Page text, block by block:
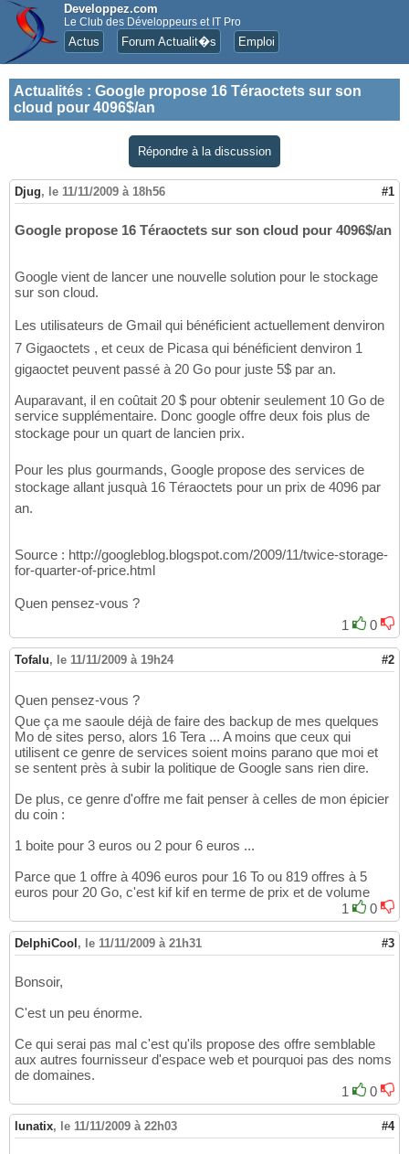
Developpez.com
Le Club des Développeurs et IT Pro
Actus Forum Actualit�s Emploi
Actualités : Google propose 16 Téraoctets sur son
cloud pour 4096$/an
Répondre à la discussion
Djug, le 11/11/2009 à 18h56 #1
Google propose 16 Téraoctets sur son cloud pour 4096$/an
Google vient de lancer une nouvelle solution pour le stockage
sur son cloud.
Les utilisateurs de Gmail qui bénéficient actuellement denviron
7 Gigaoctets , et ceux de Picasa qui bénéficient denviron 1
gigaoctet peuvent passé à 20 Go pour juste 5$ par an.
Auparavant, il en coûtait 20 $ pour obtenir seulement 10 Go de
service supplémentaire. Donc google offre deux fois plus de
stockage pour un quart de lancien prix.
Pour les plus gourmands, Google propose des services de
stockage allant jusquà 16 Téraoctets pour un prix de 4096 par
an.
Source : http://googleblog.blogspot.com/2009/11/twice-storage-
for-quarter-of-price.html
Quen pensez-vous ?
1
0
Tofalu, le 11/11/2009 à 19h24 #2
Quen pensez-vous ?
Que ça me saoule déjà de faire des backup de mes quelques
Mo de sites perso, alors 16 Tera ... A moins que ceux qui
utilisent ce genre de services soient moins parano que moi et
se sentent près à subir la politique de Google sans rien dire.
De plus, ce genre d'offre me fait penser à celles de mon épicier
du coin :
1 boite pour 3 euros ou 2 pour 6 euros ...
Parce que 1 offre à 4096 euros pour 16 To ou 819 offres à 5
euros pour 20 Go, c'est kif kif en terme de prix et de volume
1
0
DelphiCool , le 11/11/2009 à 21h31 #3
Bonsoir,
C'est un peu énorme.
Ce qui serai pas mal c'est qu'ils propose des offre semblable
aux autres fournisseur d'espace web et pourquoi pas des noms
de domaines.
1
0
lunatix, le 11/11/2009 à 22h03 #4